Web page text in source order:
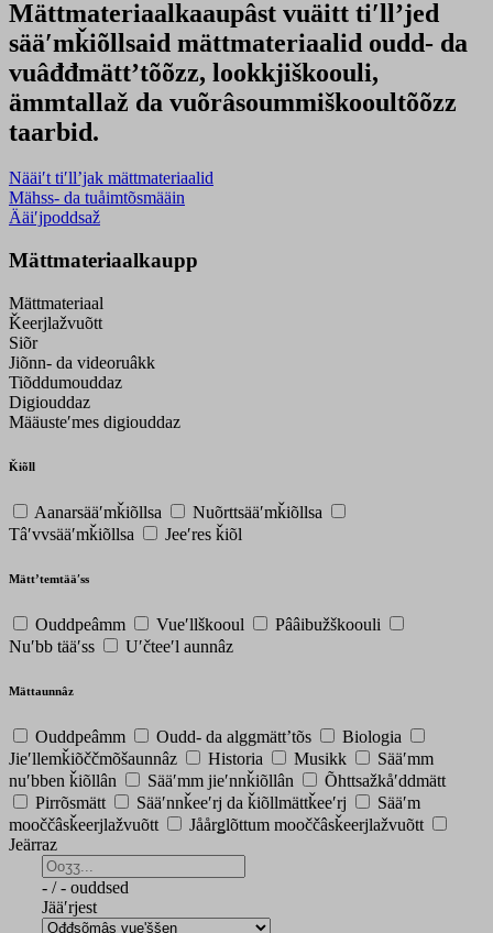
Mättmateriaalkaaupâst vuäitt tiʹllʼjed
sääʹmǩiõllsaid mättmateriaalid oudd- da
vuâđđmättʼtõõzz, lookkjiškoouli,
ämmtallaž da vuõrâsoummiškooultõõzz
taarbid.
Nääiʹt tiʹllʼjak mättmateriaalid
Mähss- da tuåimtõsmääin
Ääiʹjpoddsaž
Mättmateriaalkaupp
Mättmateriaal
Ǩeerjlažvuõtt
Siõr
Jiõnn- da videoruâkk
Tiõddumouddaz
Digiouddaz
Määusteʹmes digiouddaz
Ǩiõll
Aanarsääʹmǩiõllsa
Nuõrttsääʹmǩiõllsa
Tâʹvvsääʹmǩiõllsa
Jeeʹres ǩiõl
Mättʼtemtääʹss
Ouddpeâmm Vueʹllškooul
Pââibužškoouli
Nuʹbb tääʹss
Uʹčteeʹl aunnâz
Mättaunnâz
Ouddpeâmm Oudd- da alggmättʼtõs
Biologia
Jieʹllemǩiõččmõšaunnâz
Historia Musikk
Sääʹmm
nuʹbben ǩiõllân
Sääʹmm jieʹnnǩiõllân
Õhttsažkåʹddmätt
Pirrõsmätt
Sääʹnnǩeeʹrj da ǩiõllmättǩeeʹrj
Sääʹm
mooččâsǩeerjlažvuõtt
Jåårǥlõttum mooččâsǩeerjlažvuõtt
Jeärraz
- /- ouddsed
Jääʹrjest